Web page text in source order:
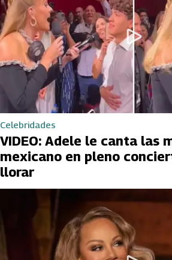
Celebridades
VIDEO: Adele le canta las
mexicano en pleno
llorar